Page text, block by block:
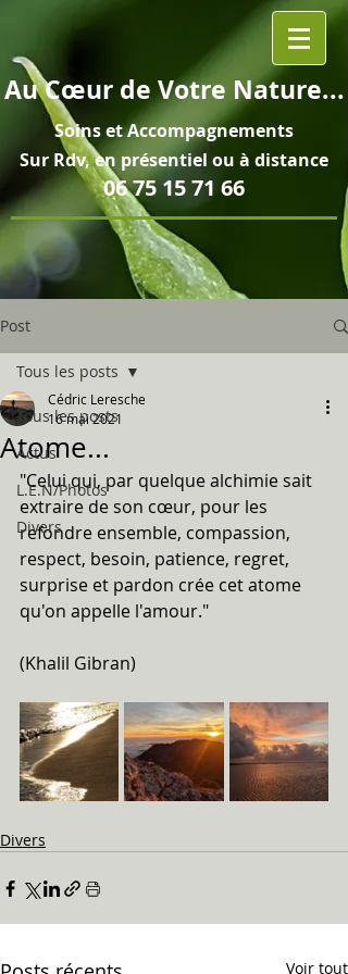
AuCœurde Votre Nature...
Soins etAccompagnements
Sur Rdv, en présentiel ou à distance
06 75 15 71 66
Post
Tous les posts
Actus
L.E.N/Photos
Divers
Tous les posts
Atome...
Cédric Leresche
16 mai 2021
"Celui qui, par quelque alchimie sait
extraire de son cœur, pour les
refondre ensemble, compassion,
respect, besoin, patience, regret,
surprise et pardon crée cet atome
qu'on appelle l'amour."
(Khalil Gibran)
Divers
Voir tout